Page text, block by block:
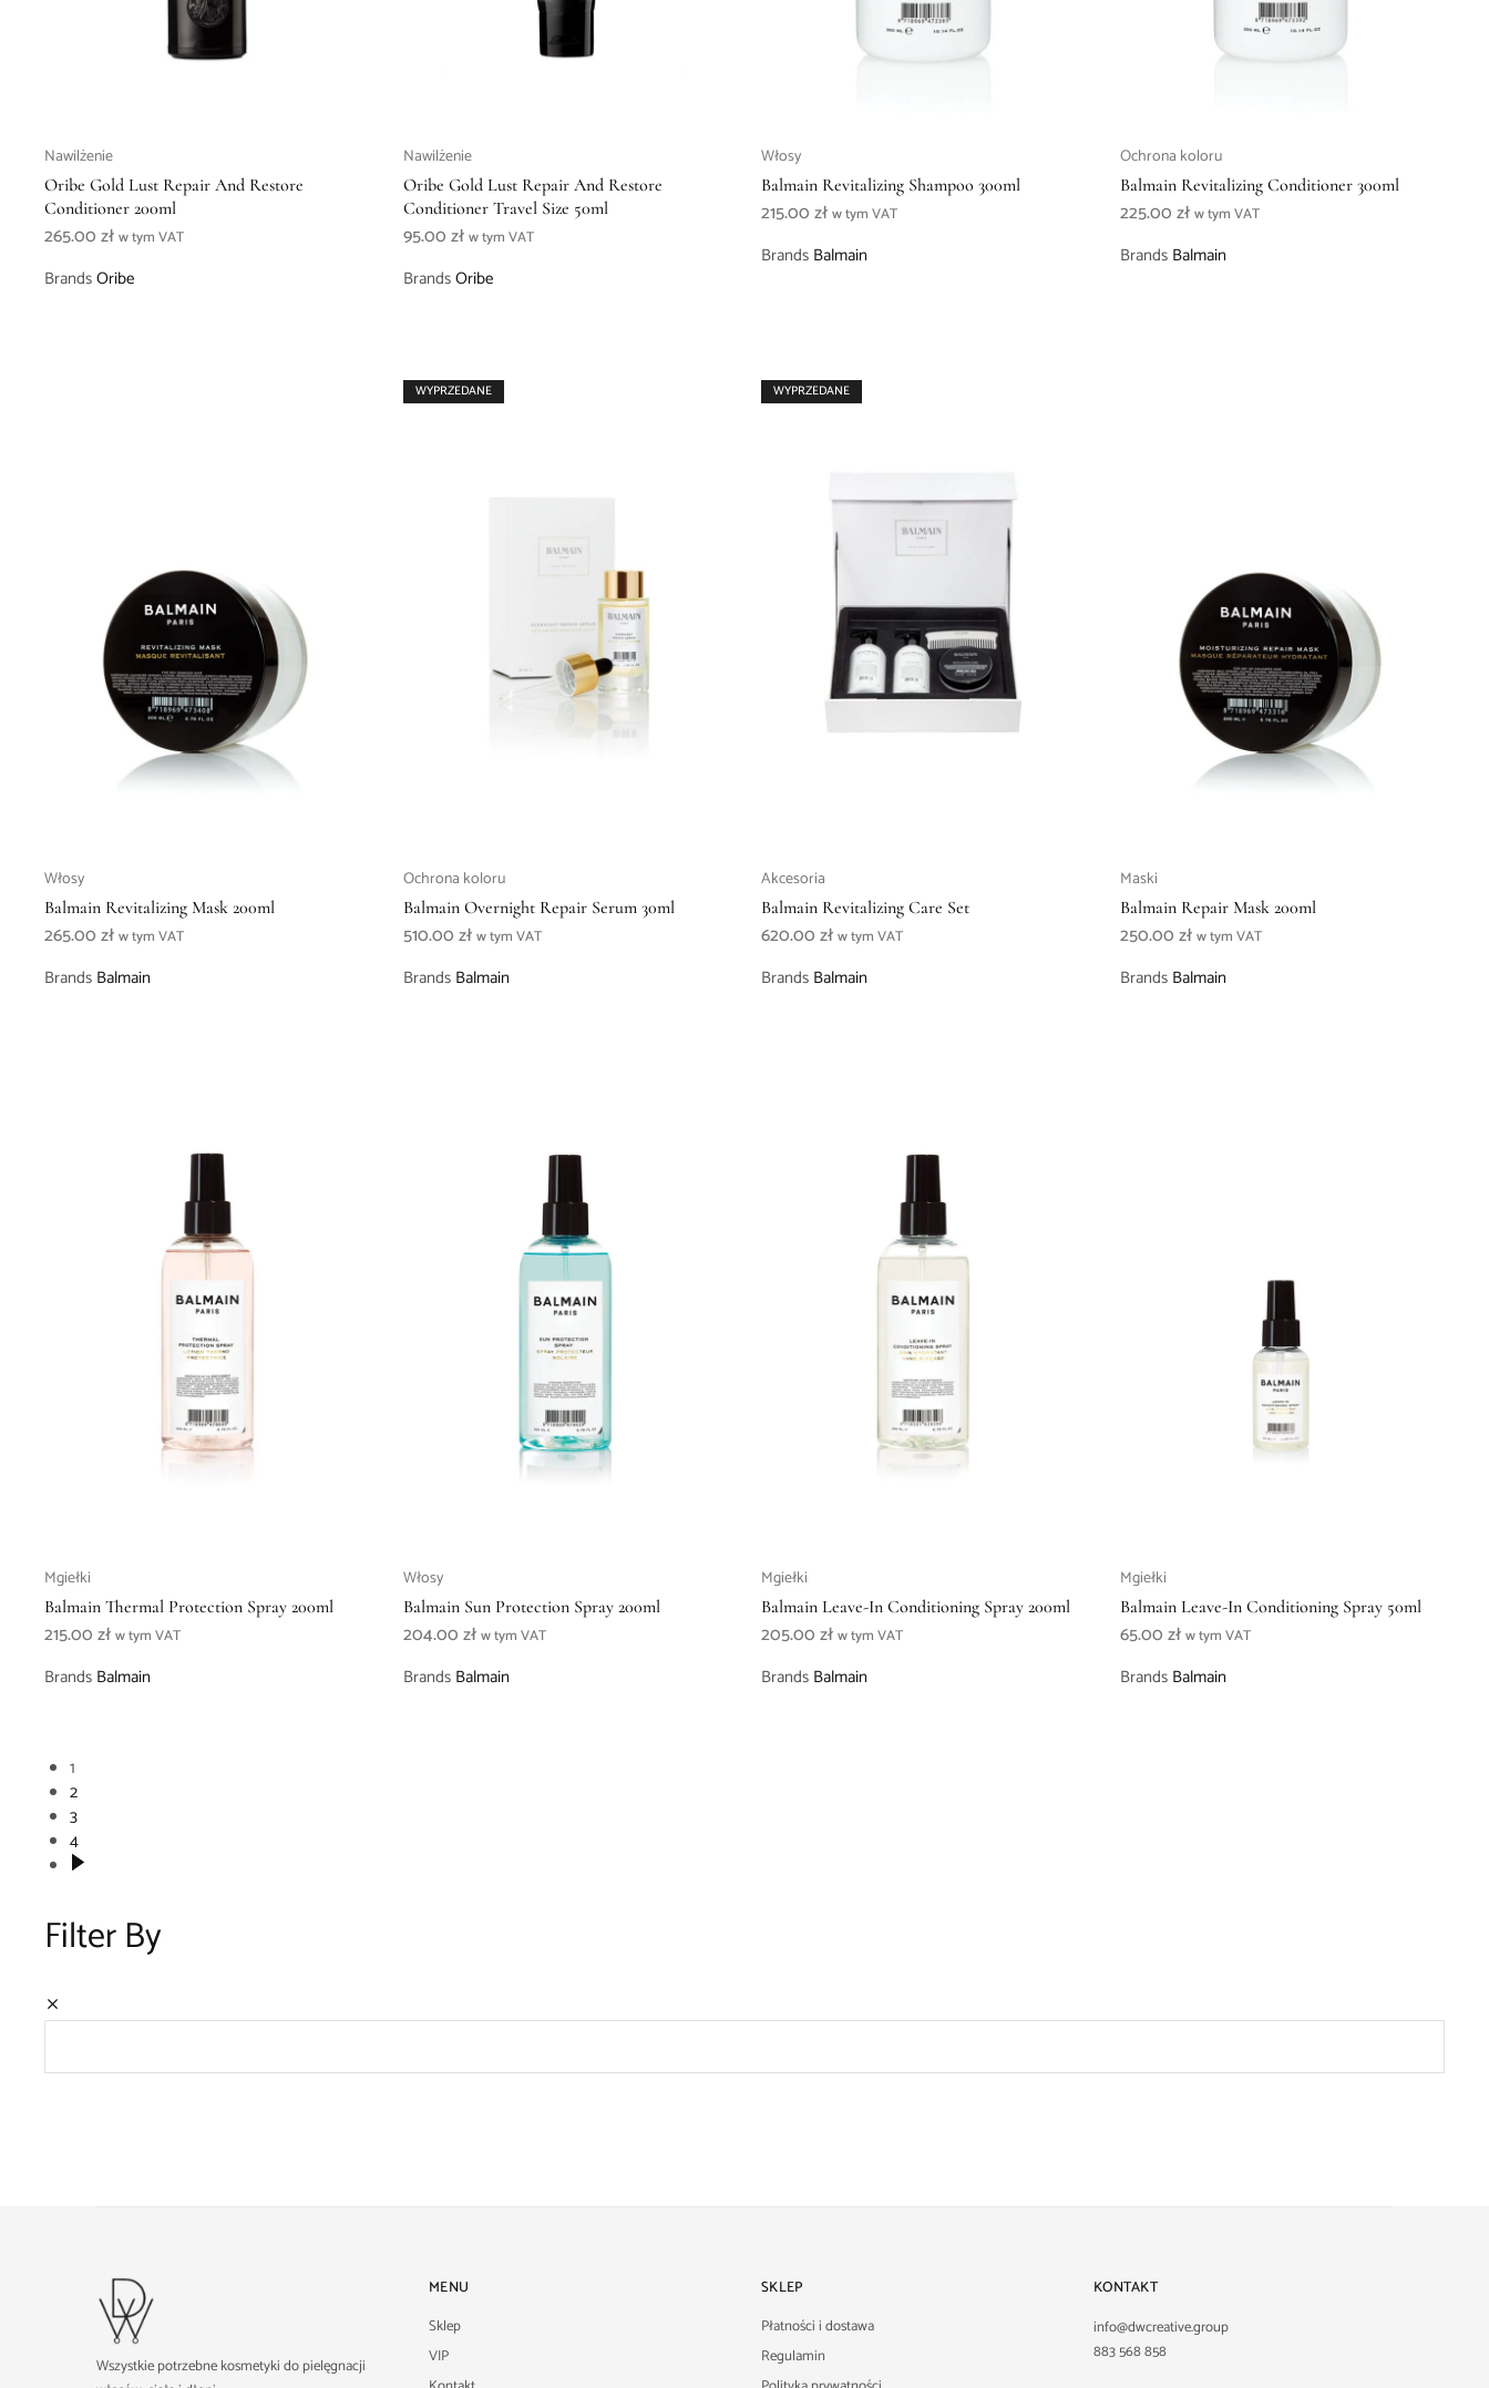
Nawilżenie
Oribe Gold Lust Repair And Restore
Conditioner 200ml
265.00złw tym VAT
BrandsOribe
Nawilżenie
Oribe Gold Lust Repair And Restore
Conditioner Travel Size 50ml
95.00zł w tym VAT
BrandsOribe
Włosy
Balmain Revitalizing Shampoo 300ml
215.00złw tym VAT
Brands Balmain
Ochrona koloru
Balmain Revitalizing Conditioner 300ml
225.00zł w tym VAT
Brands Balmain
Włosy
Balmain Revitalizing Mask 200ml
265.00złw tym VAT
Brands Balmain
WYPRZEDANE
Ochrona koloru
Balmain Overnight Repair Serum 30ml
510.00zł w tym VAT
Brands Balmain
WYPRZEDANE
Akcesoria
Balmain Revitalizing Care Set
620.00złw tym VAT
Brands Balmain
Maski
Balmain Repair Mask 200ml
250.00zł w tym VAT
Brands Balmain
Mgiełki
Balmain Thermal Protection Spray 200ml
215.00złw tym VAT
Brands Balmain
Włosy
Balmain Sun Protection Spray 200ml
204.00zł w tym VAT
Brands Balmain
Mgiełki
Balmain Leave-In Conditioning Spray 200ml
205.00złw tym VAT
Brands Balmain
Mgiełki
Balmain Leave-In Conditioning Spray 50ml
65.00zł w tym VAT
Brands Balmain
1
2
3
4
Filter By
Wszystkie potrzebne kosmetyki do pielęgnacji
MENU
Sklep
VIP
SKLEP
Płatności i dostawa
Regulamin
KONTAKT
info@dwcreative.group
883 568 858